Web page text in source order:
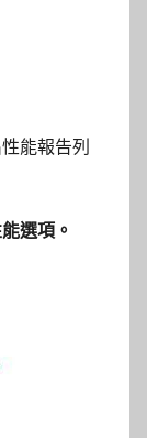
能報告列
選項。